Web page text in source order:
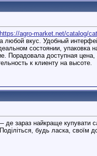
https://agro-market.net/catalog/
вкус. Удобный
состоянии, упаковка
доступная
к клиенту на высоте.
зараз найкраще купувати
будь ласка, своїм